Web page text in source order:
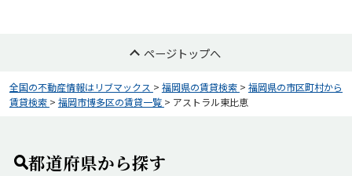
ページトップへ
全国の不動産情報はリブマックス > 福岡県の賃貸検索 > 福岡県の市区町村から
賃貸検索 > 福岡市博多区の賃貸一覧 > アストラル東比恵
都道府県から探す